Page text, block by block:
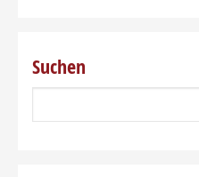
Suchen